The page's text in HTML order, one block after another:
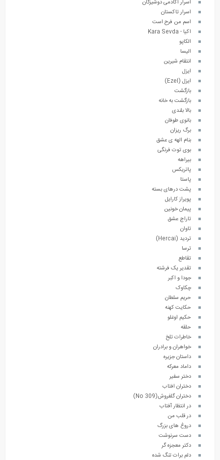
اسرار آکادمی دوشیزگان
اسرار تاکستان
اسم من فرح است
اکیا - Kara Sevda
الکاپو
الیسا
انتقام شیرین
ایزل
ایزل (Ezel)
بازگشت
بازگشت به خانه
بالا بلندی
بانوی طوفان
برگ ریزان
بنام الهه ی عشق
بوی توت فرنگی
بیراهه
پاتریکس
پاستا
پشت درهای بسته
پویراز کارایل
پیمان خونین
تاراج عشق
تاوان
تردید (Hercai)
ترسا
تقاطع
تقدیر یک فرشته
جودا و اکبر
چکاوک
حریم سلطان
حکایت کهنه
حکیم اوغلو
حلقه
خاطرات تلخ
خواهران و برادران
داستان جزیره
داماد معرکه
دختر سفیر
دختران افتاب
دختران گلفروش(No 309)
در انتظار آفتاب
در قلب من
دروغ های بزرگ
دست سرنوشت
دکتر معجزه گر
دلم برات تنگ شده